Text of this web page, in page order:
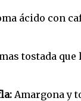
ácido con
tostada que
Amargona y